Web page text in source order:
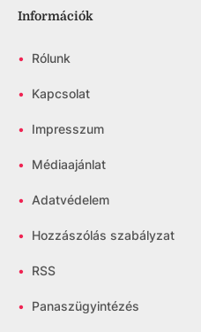
Információk
• Rólunk
• Kapcsolat
• Impresszum
• Médiaajánlat
• Adatvédelem
• Hozzászólás szabályzat
• RSS
• Panaszügyintézés